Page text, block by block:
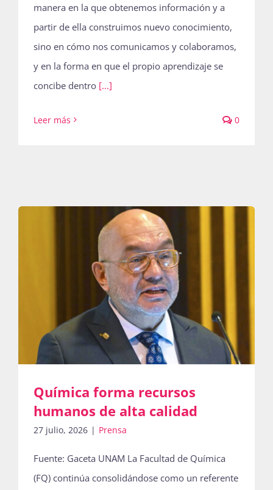
manera en la que obtenemos información y a
partir de ella construimos nuevo conocimiento,
sino en cómo nos comunicamos y colaboramos,
y en la forma en que el propio aprendizaje se
concibe dentro [...]
Leer más 0
Química forma recursos
humanos de alta calidad
27 julio, 2026 | Prensa
Fuente: Gaceta UNAM La Facultad de Química
(FQ) continúa consolidándose como un referente